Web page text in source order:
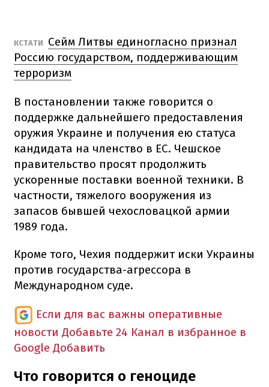
КСТАТИ
Сейм Литвы единогласно признал
Россию государством, поддерживающим
терроризм
В постановлении также говорится о
поддержке дальнейшего предоставления
оружия Украине и получения ею статуса
кандидата на членство в ЕС. Чешское
правительство просят продолжить
ускоренные поставки военной техники. В
частности, тяжелого вооружения из
запасов бывшей чехословацкой армии
1989 года.
Кроме того, Чехия поддержит иски Украины
против государства-агрессора в
Международном суде.
Если для вас важны оперативные
новости Добавьте 24 Канал в избранное в
Google Добавить
Что говорится о геноциде